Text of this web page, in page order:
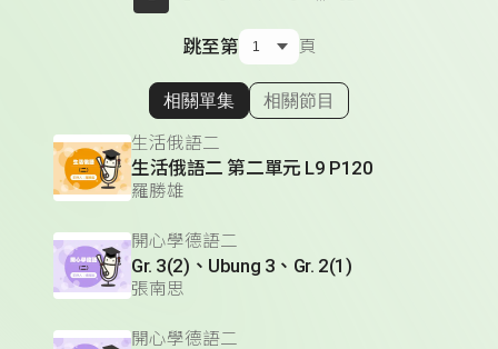
跳至第 頁
顯示相關單集
相關單集 相關節目
生活俄語二
生活俄語二 第二單元 L9 P120
羅勝雄
開心學德語二
Gr. 3(2)、Ubung 3、Gr. 2(1)
張南思
開心學德語二